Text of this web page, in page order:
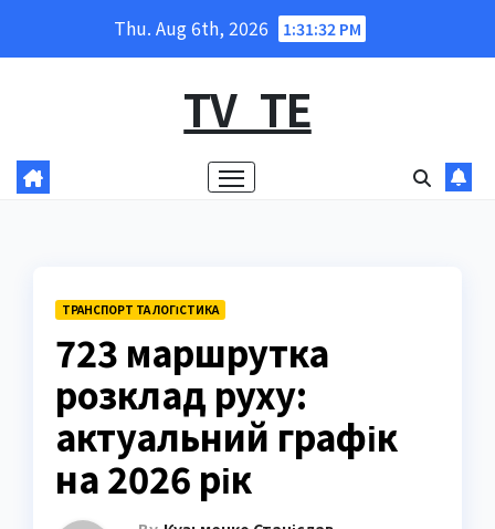
Thu. Aug 6th, 2026 1:31:33 PM
TV_TE
ТРАНСПОРТ ТА ЛОГІСТИКА
723 маршрутка
розклад руху:
актуальний графік
на 2026 рік